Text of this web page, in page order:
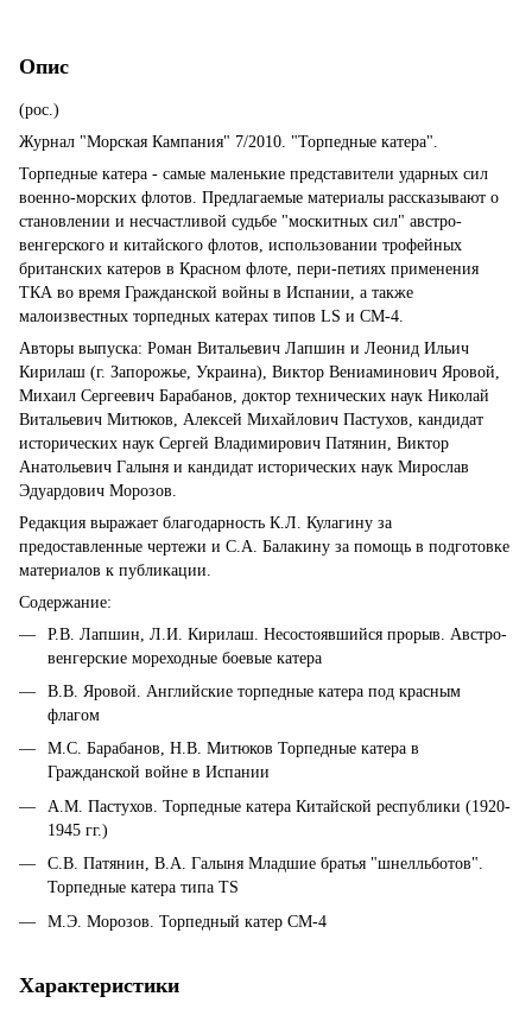
Опис
(рос.)
Журнал "Морская Кампания" 7/2010. "Торпедные катера".
Торпедные катера - самые маленькие представители ударных сил
военно-морских флотов. Предлагаемые материалы рассказывают о
становлении и несчастливой судьбе "москитных сил" австро-
венгерского и китайского флотов, использовании трофейных
британских катеров в Красном флоте, пери-петиях применения
ТКА во время Гражданской войны в Испании, а также
малоизвестных торпедных катерах типов LS и СМ-4.
Авторы выпуска: Роман Витальевич Лапшин и Леонид Ильич
Кирилаш (г. Запорожье, Украина), Виктор Вениаминович Яровой,
Михаил Сергеевич Барабанов, доктор технических наук Николай
Витальевич Митюков, Алексей Михайлович Пастухов, кандидат
исторических наук Сергей Владимирович Патянин, Виктор
Анатольевич Галыня и кандидат исторических наук Мирослав
Эдуардович Морозов.
Редакция выражает благодарность К.Л. Кулагину за
предоставленные чертежи и С.А. Балакину за помощь в подготовке
материалов к публикации.
Содержание:
Р.В. Лапшин, Л.И. Кирилаш. Несостоявшийся прорыв. Австро-
венгерские мореходные боевые катера
В.В. Яровой. Английские торпедные катера под красным
флагом
М.С. Барабанов, Н.В. Митюков Торпедные катера в
Гражданской войне в Испании
A.M. Пастухов. Торпедные катера Китайской республики (1920-
1945 гг.)
С.В. Патянин, В.А. Галыня Младшие братья "шнелльботов".
Торпедные катера типа TS
М.Э. Морозов. Торпедный катер СМ-4
Характеристики